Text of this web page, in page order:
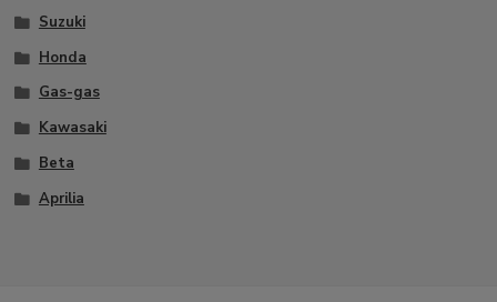
Suzuki
Honda
Gas-gas
Kawasaki
Beta
Aprilia